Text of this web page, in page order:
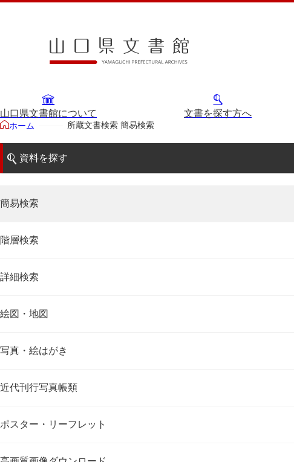
山口県文書館について 文書を探す方へ
ホーム 所蔵文書検索 簡易検索
資料を探す
簡易検索
階層検索
詳細検索
絵図・地図
写真・絵はがき
近代刊行写真帳類
ポスター・リーフレット